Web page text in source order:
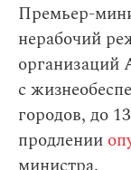
Премьер-
нерабочий
организаций
с
городов, до
продлении